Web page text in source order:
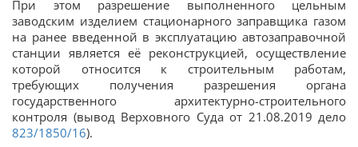
При этом разрешение выполненного цельным
заводским изделием стационарного заправщика газом
на ранее введенной в эксплуатацию автозаправочной
станции является её реконструкцией, осуществление
которой относится к строительным работам,
требующих получения разрешения органа
государственного архитектурно-строительного
контроля (вывод Верховного Суда от 21.08.2019 дело
823/1850/16).